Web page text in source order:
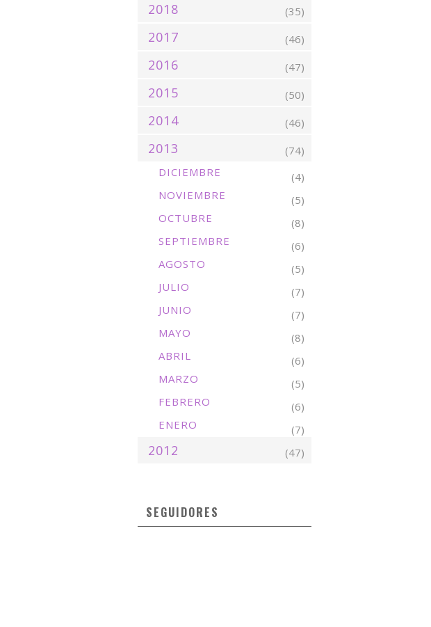
2018 (35)
2017 (46)
2016 (47)
2015 (50)
2014 (46)
2013
(74)
DICIEMBRE
(4)
NOVIEMBRE
(5)
OCTUBRE
(8)
SEPTIEMBRE
(6)
AGOSTO
(5)
JULIO
(7)
JUNIO
(7)
MAYO
(8)
ABRIL
(6)
MARZO
(5)
FEBRERO
(6)
ENERO
(7)
2012 (47)
SEGUIDORES